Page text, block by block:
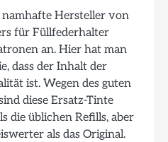
Hersteller von
für Füllfederhalter
an. Hier hat man
dass der Inhalt der
ist. Wegen des guten
diese Ersatz-Tinte
die üblichen Refills, aber
als das Original.